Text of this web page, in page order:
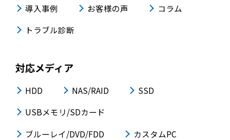
導入事例
お客様の声
コラム
トラブル診断
対応メディア
HDD NAS/RAID
SSD
USBメモリ/SDカード
ブルーレイ/DVD/FDD
カスタムPC